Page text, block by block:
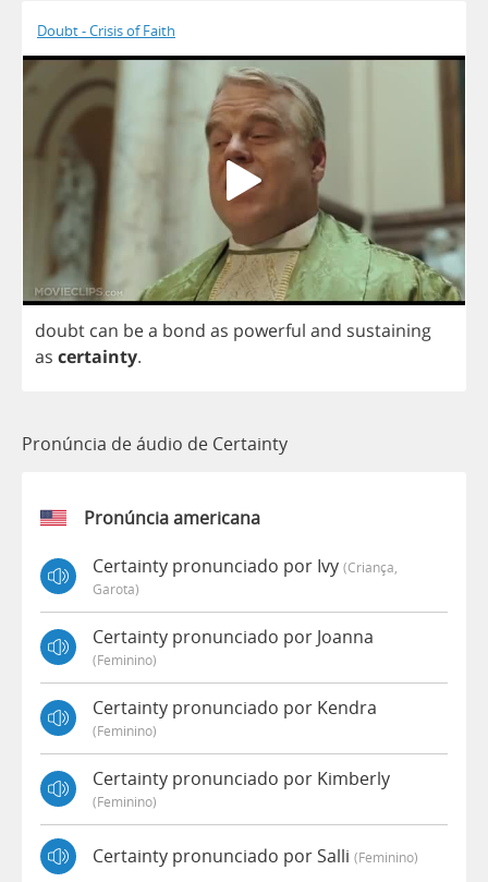
Doubt - Crisis of Faith
doubt can bea bond as powerful and sustaining
as certainty.
Pronúncia de áudio de Certainty
Pronúncia americana
Certainty pronunciado por Ivy (criança,
Garota)
Certainty pronunciado por Joanna
(feminino)
Certainty pronunciado por Kendra
(feminino)
Certainty pronunciado por Kimberly
(feminino)
Certainty pronunciado por Salli (feminino)